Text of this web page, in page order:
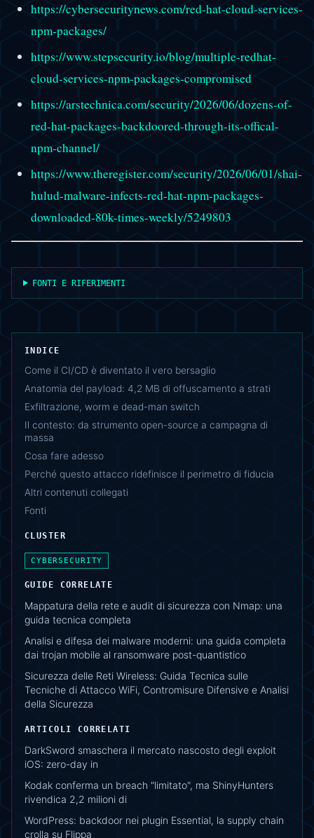
https://cybersecuritynews.com/red-hat-cloud-services-
npm-packages/
https://www.stepsecurity.io/blog/multiple-redhat-
cloud-services-npm-packages-compromised
https://arstechnica.com/security/2026/06/dozens-of-
red-hat-packages-backdoored-through-its-offical-
npm-channel/
https://www.theregister.com/security/2026/06/01/shai-
hulud-malware-infects-red-hat-npm-packages-
downloaded-80k-times-weekly/5249803
FONTI E RIFERIMENTI
INDICE
Come il CI/CD è diventato il vero bersaglio
Anatomia del payload: 4,2 MB di offuscamento a strati
Exfiltrazione, worm e dead-man switch
Il contesto: da strumento open-source a campagna di
massa
Cosa fare adesso
Perché questo attacco ridefinisce il perimetro di fiducia
Altri contenuti collegati
Fonti
CLUSTER
CYBERSECURITY
GUIDE CORRELATE
Mappatura della rete e audit di sicurezza con Nmap: una
guida tecnica completa
Analisi e difesa dei malware moderni: una guida completa
dai trojan mobile al ransomware post-quantistico
Sicurezza delle Reti Wireless: Guida Tecnica sulle
Tecniche di Attacco WiFi, Contromisure Difensive e Analisi
della Sicurezza
ARTICOLI CORRELATI
DarkSword smaschera il mercato nascosto degli exploit
iOS: zero-day in
Kodak conferma un breach "limitato", ma ShinyHunters
rivendica 2,2 milioni di
WordPress: backdoor nei plugin Essential, la supply chain
crolla su Flippa